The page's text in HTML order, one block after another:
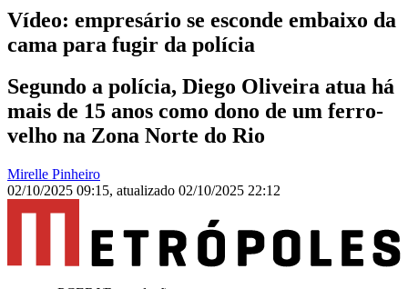
Vídeo: empresário se esconde embaixo da
cama para fugir da polícia
Segundo a polícia, Diego Oliveira atua há
mais de 15 anos como dono de um ferro-
velho na Zona Norte do Rio
Mirelle Pinheiro
02/10/2025 09:15, atualizado 02/10/2025 22:12